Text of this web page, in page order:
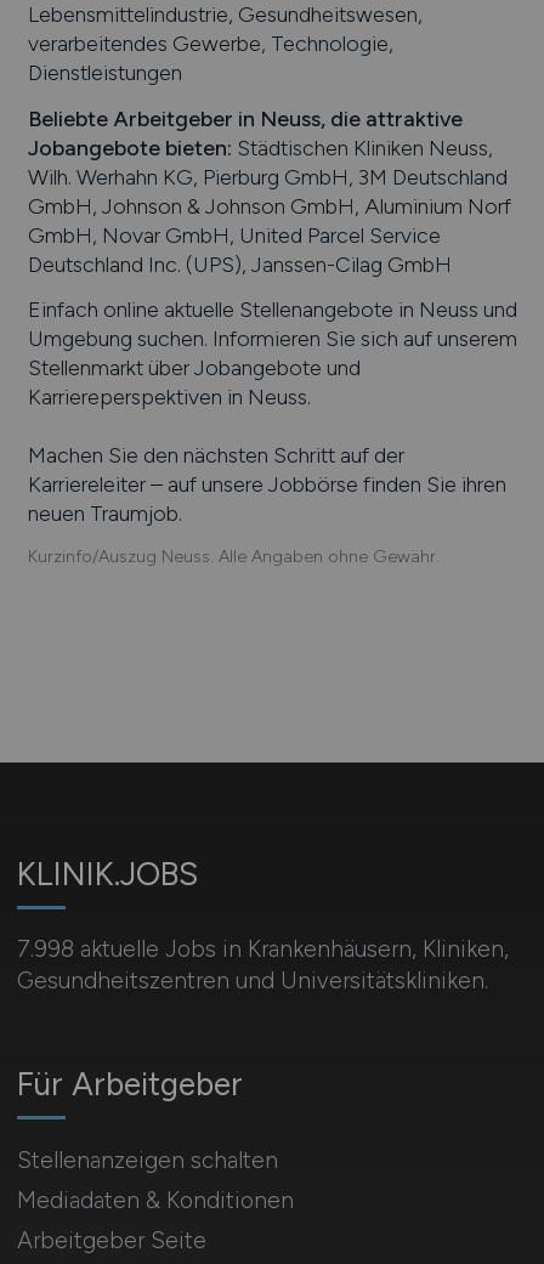
Lebensmittelindustrie, Gesundheitswesen,
verarbeitendes Gewerbe, Technologie,
Dienstleistungen
Beliebte Arbeitgeber in Neuss, die attraktive
Jobangebote bieten: Städtischen Kliniken Neuss,
Wilh. Werhahn KG, Pierburg GmbH, 3M Deutschland
GmbH, Johnson & Johnson GmbH, Aluminium Norf
GmbH, Novar GmbH, United Parcel Service
Deutschland Inc. (UPS), Janssen-Cilag GmbH
Einfach online aktuelle Stellenangebote in Neuss und
Umgebung suchen. Informieren Sie sich auf unserem
Stellenmarkt über Jobangebote und
Karriereperspektiven in Neuss.
Machen Sie den nächsten Schritt auf der
Karriereleiter – auf unsere Jobbörse finden Sie ihren
neuen Traumjob.
Kurzinfo/Auszug Neuss. Alle Angaben ohne Gewähr.
KLINIK.JOBS
7.998 aktuelle Jobs in Krankenhäusern, Kliniken,
Gesundheitszentren und Universitätskliniken.
Für Arbeitgeber
Stellenanzeigen schalten
Mediadaten & Konditionen
Arbeitgeber Seite